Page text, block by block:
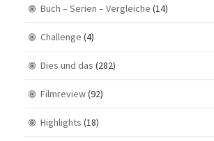
Buch – Serien – Vergleiche (14)
Challenge (4)
Dies und das (282)
Filmreview(92)
Highlights (18)